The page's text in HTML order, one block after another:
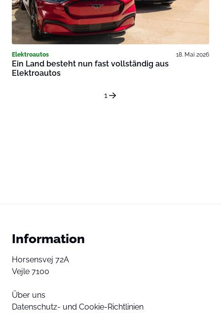
Elektroautos 18. Mai 2026
Ein Land besteht nun fast vollständig aus
Elektroautos
1
Information
Horsensvej 72A
Vejle 7100
Über uns
Datenschutz- und Cookie-Richtlinien